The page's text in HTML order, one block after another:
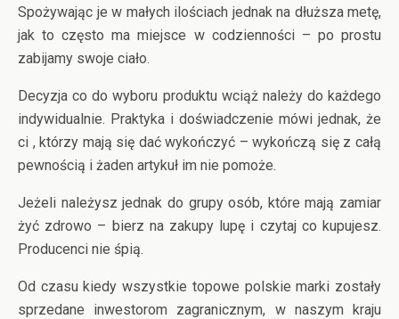
Spożywając je w małych ilościach jednak na dłuższa metę,
jak to często ma miejsce w codzienności – po prostu
zabijamy swoje ciało.
Decyzja co do wyboru produktu wciąż należy do każdego
indywidualnie. Praktyka i doświadczenie mówi jednak, że
ci , którzy mają się dać wykończyć – wykończą się z całą
pewnością i żaden artykuł im nie pomoże.
Jeżeli należysz jednak do grupy osób, które mają zamiar
żyć zdrowo – bierz na zakupy lupę i czytaj co kupujesz.
Producenci nie śpią.
Od czasu kiedy wszystkie topowe polskie marki zostały
sprzedane inwestorom zagranicznym, w naszym kraju